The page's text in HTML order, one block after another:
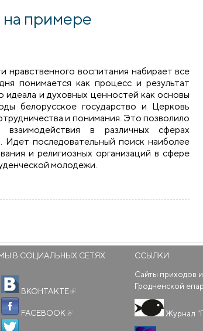
примере
нравственного воспитания набирает все
понимается как процесс и результат
и духовных ценностей как основы
белорусское государство и Церковь
и понимания. Это позволило
в различных сферах
последовательный поиск наиболее
и религиозных организаций в сфере
молодежи.
В СОЦИАЛЬНЫХ СЕТЯХ
ВКОНТАКТЕ
(внешняя ссылка)
FACEBOOK
ССЫЛКИ
Сайты приходов
Гродненской
Журнал